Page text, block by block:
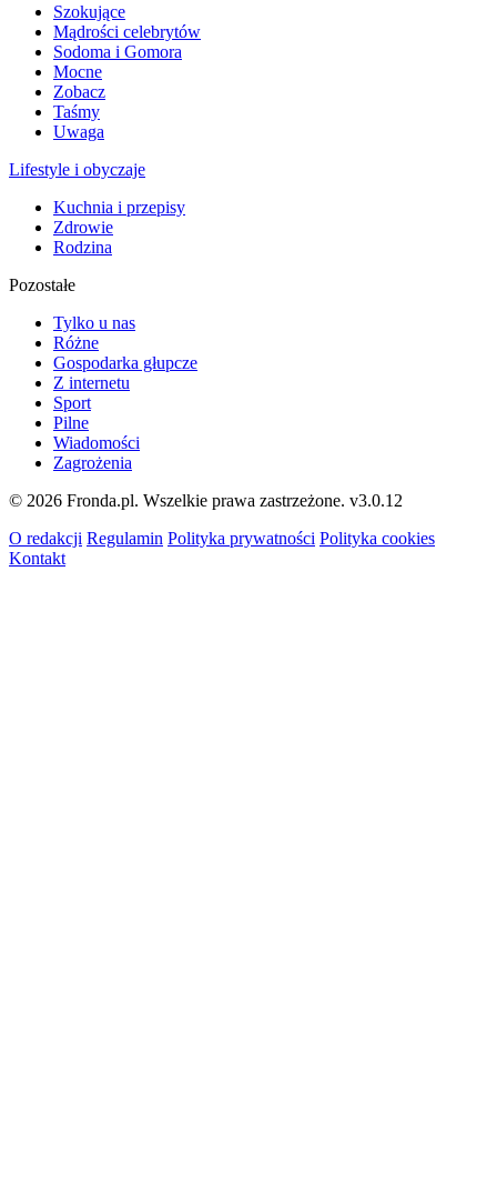
Szokujące
Mądrości celebrytów
Sodoma i Gomora
Mocne
Zobacz
Taśmy
Uwaga
Lifestyle i obyczaje
Kuchnia i przepisy
Zdrowie
Rodzina
Pozostałe
Tylko u nas
Różne
Gospodarka głupcze
Z internetu
Sport
Pilne
Wiadomości
Zagrożenia
© 2026 Fronda.pl. Wszelkie prawa zastrzeżone. v3.0.12
O redakcji Regulamin Polityka prywatności Polityka cookies
Kontakt